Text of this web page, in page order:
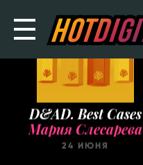
D&AD. Best Cases
Мария Слесарева
24 ИЮНЯ